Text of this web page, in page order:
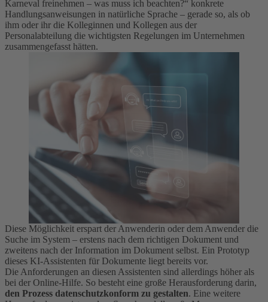
Karneval freinehmen – was muss ich beachten?“ konkrete
Handlungsanweisungen in natürliche Sprache – gerade so, als ob
ihm oder ihr die Kolleginnen und Kollegen aus der
Personalabteilung die wichtigsten Regelungen im Unternehmen
zusammengefasst hätten.
Diese Möglichkeit erspart der Anwenderin oder dem Anwender die
Suche im System – erstens nach dem richtigen Dokument und
zweitens nach der Information im Dokument selbst. Ein Prototyp
dieses KI-Assistenten für Dokumente liegt bereits vor.
Die Anforderungen an diesen Assistenten sind allerdings höher als
bei der Online-Hilfe. So besteht eine große Herausforderung darin,
den Prozess datenschutzkonform zu gestalten. Eine weitere